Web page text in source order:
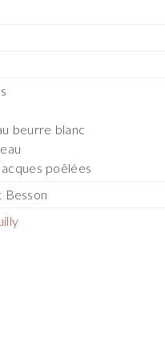
beurre blanc
poêlées
Besson